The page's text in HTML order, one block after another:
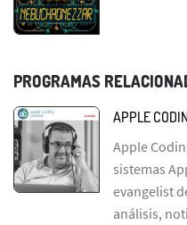
PROGRAMAS
APPLE
Apple
sistemas
evangelist
análisis,